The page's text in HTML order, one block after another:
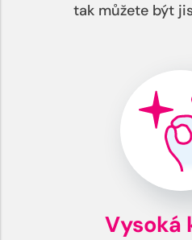
tak můžete být
Vysoká